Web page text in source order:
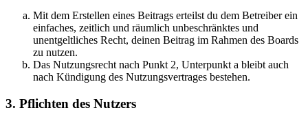
Mit dem Erstellen eines Beitrags erteilst du dem Betreiber ein
einfaches, zeitlich und räumlich unbeschränktes und
unentgeltliches Recht, deinen Beitrag im Rahmen des Boards
zu nutzen.
Das Nutzungsrecht nach Punkt 2, Unterpunkt a bleibt auch
nach Kündigung des Nutzungsvertrages bestehen.
3. Pflichten des Nutzers